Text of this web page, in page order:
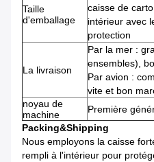
Taille
d'emballage
caisse de
intérieur avec
protection
La livraison
Par la mer :
ensembles),
Par avion :
vite et bon
noyau de
machine
Première
Packing&Shipping
Nous employons la caisse
rempli à l'intérieur pour